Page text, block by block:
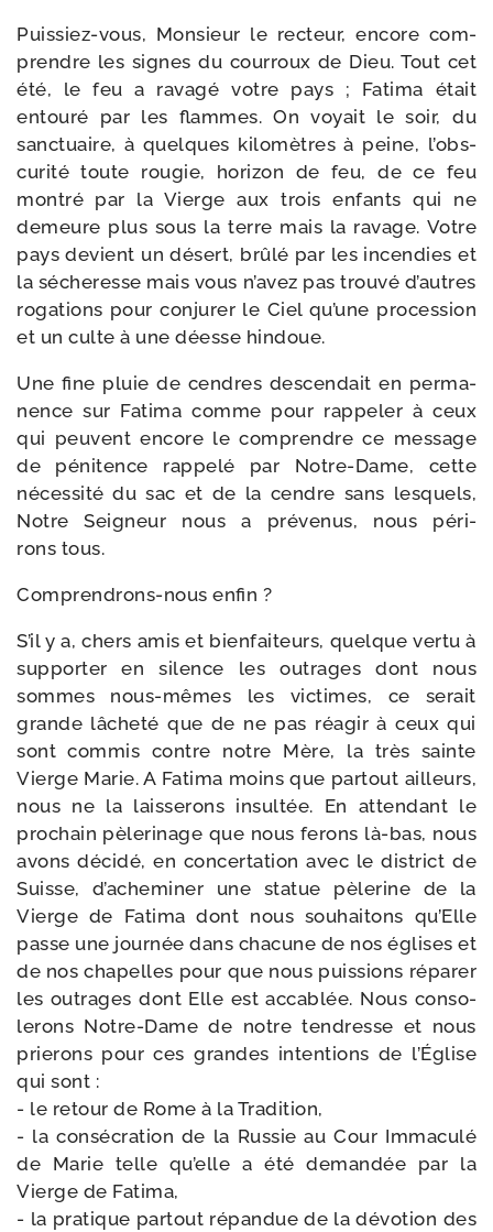
Puissiez-​vous, Monsieur le rec­teur, encore com­
prendre les signes du cour­roux de Dieu. Tout cet
été, le feu a rava­gé votre pays ; Fatima était
entou­ré par les flammes. On voyait le soir, du
sanc­tuaire, à quelques kilo­mètres à peine, l’obs­
cu­ri­té toute rou­gie, hori­zon de feu, de ce feu
mon­tré par la Vierge aux trois enfants qui ne
demeure plus sous la terre mais la ravage. Votre
pays devient un désert, brû­lé par les incen­dies et
la séche­resse mais vous n’a­vez pas trou­vé d’autres
roga­tions pour conju­rer le Ciel qu’une pro­ces­sion
et un culte à une déesse hindoue.
Une fine pluie de cendres des­cen­dait en per­ma­
nence sur Fatima comme pour rap­pe­ler à ceux
qui peuvent encore le com­prendre ce mes­sage
de péni­tence rap­pe­lé par Notre-​Dame, cette
néces­si­té du sac et de la cendre sans les­quels,
Notre Seigneur nous a pré­ve­nus, nous péri­
rons tous.
Comprendrons-​nous enfin ?
S’il y a, chers amis et bien­fai­teurs, quelque ver­tu à
sup­por­ter en silence les outrages dont nous
sommes nous-​mêmes les vic­times, ce serait
grande lâche­té que de ne pas réagir à ceux qui
sont com­mis contre notre Mère, la très sainte
Vierge Marie. A Fatima moins que par­tout ailleurs,
nous ne la lais­se­rons insul­tée. En atten­dant le
pro­chain pèle­ri­nage que nous ferons là-​bas, nous
avons déci­dé, en concer­ta­tion avec le dis­trict de
Suisse, d’a­che­mi­ner une sta­tue pèle­rine de la
Vierge de Fatima dont nous sou­hai­tons qu’Elle
passe une jour­née dans cha­cune de nos églises et
de nos cha­pelles pour que nous puis­sions répa­rer
les outrages dont Elle est acca­blée. Nous conso­
le­rons Notre-​Dame de notre ten­dresse et nous
prie­rons pour ces grandes inten­tions de l’Église
qui sont :
- le retour de Rome à la Tradition,
- la consé­cra­tion de la Russie au Cour Immaculé
de Marie telle qu’elle a été deman­dée par la
Vierge de Fatima,
- la pra­tique par­tout répan­due de la dévo­tion des